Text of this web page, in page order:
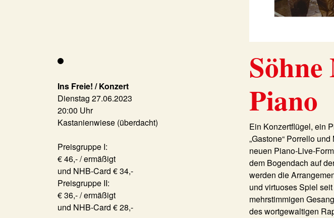
Ins Freie! / Konzert
Dienstag 27.06.2023
20:00 Uhr
Kastanienwiese (überdacht)
Preisgruppe I:
€ 46,- / ermäßigt
und NHB-Card € 34,-
Preisgruppe II:
€ 36,- / ermäßigt
und NHB-Card € 28,-
Piano
Ein Konzertflügel, ein
„Gastone“ Porrello und
neuen Piano-Live-
dem Bogendach auf
werden die
und virtuoses Spiel
mehrstimmigen
des wortgewaltigen